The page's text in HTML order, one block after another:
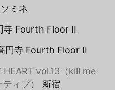
ミネ
寺 Fourth Floor II
円寺 Fourth Floor II
HEART vol.13（kill me
ィブ）
新宿